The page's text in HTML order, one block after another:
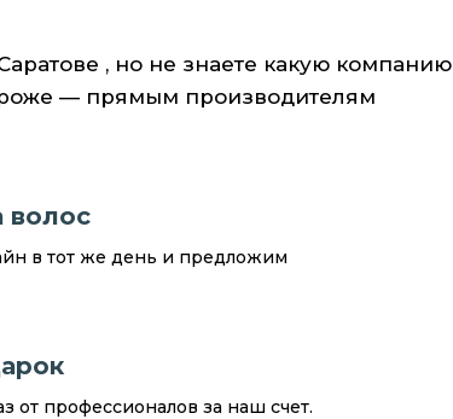
, но не знаете какую компанию
— прямым производителям
волос
в тот же день и предложим
от профессионалов за наш счет.